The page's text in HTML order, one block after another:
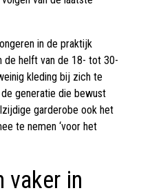
in de praktijk
de helft van de 18- tot 30-
kleding bij zich te
generatie die bewust
garderobe ook het
te nemen ‘voor het
vaker in